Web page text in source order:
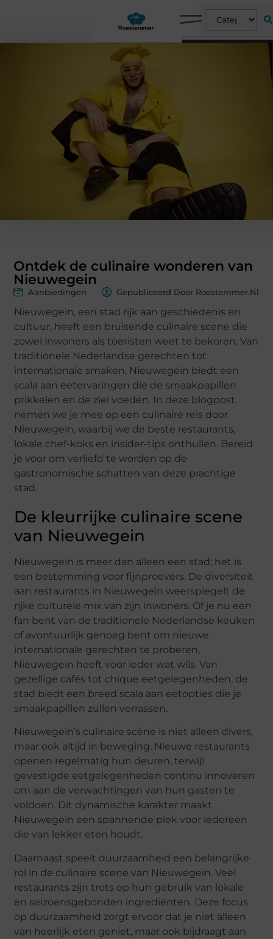
Ontdek de culinaire wonderen van
Nieuwegein
Aanbiedingen Gepubliceerd Door Roestemmer.nl
Nieuwegein, een stad rijk aan geschiedenis en
cultuur, heeft een bruisende culinaire scene die
zowel inwoners als toeristen weet te bekoren. Van
traditionele Nederlandse gerechten tot
internationale smaken, Nieuwegein biedt een
scala aan eetervaringen die de smaakpapillen
prikkelen en de ziel voeden. In deze blogpost
nemen we je mee op een culinaire reis door
Nieuwegein, waarbij we de beste restaurants,
lokale chef-koks en insider-tips onthullen. Bereid
je voor om verliefd te worden op de
gastronomische schatten van deze prachtige
stad.
De kleurrijke culinaire scene
van Nieuwegein
Nieuwegein is meer dan alleen een stad; het is
een bestemming voor fijnproevers. De diversiteit
aan restaurants in Nieuwegein weerspiegelt de
rijke culturele mix van zijn inwoners. Of je nu een
fan bent van de traditionele Nederlandse keuken
of avontuurlijk genoeg bent om nieuwe
internationale gerechten te proberen,
Nieuwegein heeft voor ieder wat wils. Van
gezellige cafés tot chique eetgelegenheden, de
stad biedt een breed scala aan eetopties die je
smaakpapillen zullen verrassen.
Nieuwegein’s culinaire scène is niet alleen divers,
maar ook altijd in beweging. Nieuwe restaurants
openen regelmatig hun deuren, terwijl
gevestigde eetgelegenheden continu innoveren
om aan de verwachtingen van hun gasten te
voldoen. Dit dynamische karakter maakt
Nieuwegein een spannende plek voor iedereen
die van lekker eten houdt.
Daarnaast speelt duurzaamheid een belangrijke
rol in de culinaire scene van Nieuwegein. Veel
restaurants zijn trots op hun gebruik van lokale
en seizoensgebonden ingrediënten. Deze focus
op duurzaamheid zorgt ervoor dat je niet alleen
van heerlijk eten geniet, maar ook bijdraagt aan